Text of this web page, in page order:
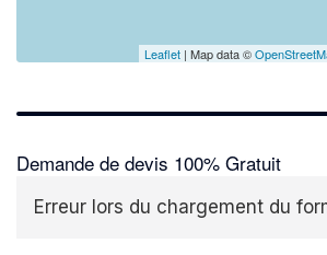
Leaflet | Map data ©
Demande de devis 100% Gratuit
Erreur lors du chargement du